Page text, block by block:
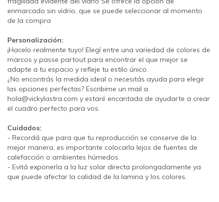
enmarcado sin vidrio, que se puede seleccionar al momento
de la compra
Personalización:
¡Hacelo realmente tuyo! Elegí entre una variedad de colores de
marcos y passe partout para encontrar el que mejor se
adapte a tu espacio y refleje tu estilo único.
¿No encontrás la medida ideal o necesitás ayuda para elegir
las opciones perfectas? Escribime un mail a
hola@vickylastra.com y estaré encantada de ayudarte a crear
el cuadro perfecto para vos.
Cuidados:
- Recordá que para que tu reproducción se conserve de la
mejor manera, es importante colocarla lejos de fuentes de
calefacción o ambientes húmedos.
- Evitá exponerla a la luz solar directa prolongadamente ya
que puede afectar la calidad de la lamina y los colores.